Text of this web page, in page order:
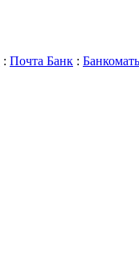
: Почта Банк :